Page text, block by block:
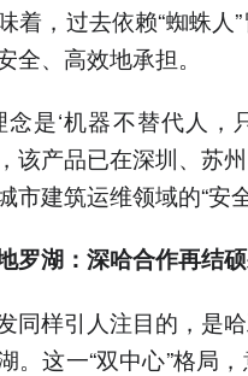
着，过去依赖“蜘蛛
全、高效地承担。
念是‘机器不替代人，
该产品已在深圳、苏
市建筑运维领域的“安全
罗湖：深哈合作再结
同样引人注目的，是
。这一“双中心”格局